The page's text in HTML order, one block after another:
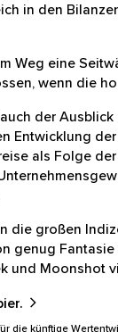
zunehmend
Soll-Ist-
Weg eine
auch der
Wert
die großen
genug